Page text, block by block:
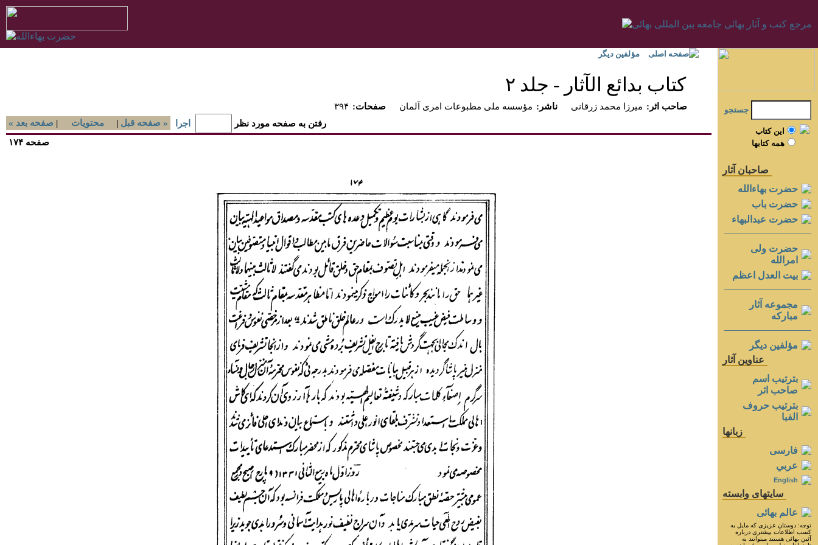
صفحه اصلی مؤلفين ديگر
كتاب بدائع الآثار - جلد ٢‏
۳۹۴ :صفحات مؤسسه ملى مطبوعات امرى آلمان :ناشر ميرزا محمد زرقانى
:صاحب اثر
« صفحه بعد | محتويات | صفحه قبل » رفتن به صفحه مورد نظر
اجرا
جستجو
اين کتاب
همه کتابها
صاحبان آثار
حضرت بهاءالله
حضرت باب
حضرت عبدالبهاء
حضرت ولی
امرالله
بيت العدل اعظم
مجموعه آثار
مباركه
مؤلفين ديگر
عناوين آثار
بترتيب اسم
صاحب اثر
بترتيب حروف
الفبا
زبانها
فارسی
عربي
English
سايتهای وابسته
عالم بهائی
توجه: دوستان عزيزى كه مايل به
كسب اطلاعات بيشترى درباره
آئين بهائى هستند ميتوانند به